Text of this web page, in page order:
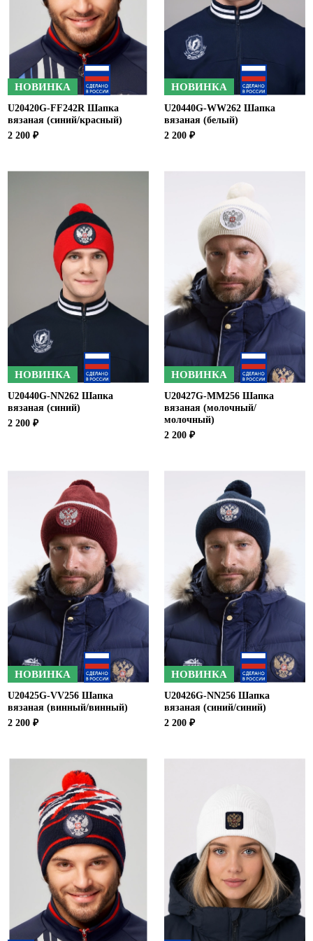
Ханты-Мансийский автономный округ (3)
Челябинская область (2)
Ямало-Ненецкий автономный округ (1)
Ярославская область (1)
НОВИНКА
U20420G-FF242R Шапка
вязаная (синий/красный)
2 200 ₽
НОВИНКА
U20440G-WW262 Шапка
вязаная (белый)
2 200 ₽
НОВИНКА
U20440G-NN262 Шапка
вязаная (синий)
2 200 ₽
НОВИНКА
U20427G-MM256 Шапка
вязаная (молочный/
молочный)
2 200 ₽
НОВИНКА
U20425G-VV256 Шапка
вязаная (винный/винный)
2 200 ₽
НОВИНКА
U20426G-NN256 Шапка
вязаная (синий/синий)
2 200 ₽